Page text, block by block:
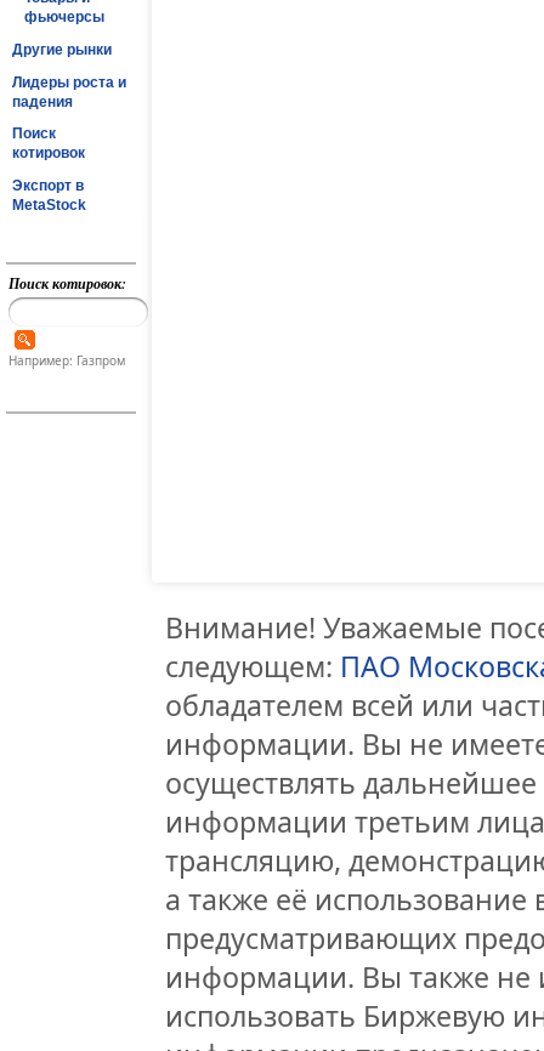
фьючерсы
Другие рынки
Лидеры роста и
падения
Поиск
котировок
Экспорт в
MetaStock
Поиск котировок:
Например: Газпром
Внимание! Уважаемые
следующем: ПАО
обладателем всей или
информации. Вы не
осуществлять
информации третьим
трансляцию,
а также её
предусматривающих
информации. Вы также не
использовать Биржевую